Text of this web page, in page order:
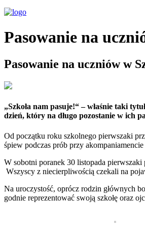
Pasowanie na
Pasowanie na uczniów w
„Szkoła nam pasuje!“ – właśnie taki
dzień, który na długo pozostanie w ich
Od początku roku szkolnego pierwszaki
śpiew podczas prób przy
W sobotni poranek 30 listopada
Wszyscy z niecierpliwością czekali na
Na uroczystość, oprócz rodzin głównych
godnie reprezentować swoją szkołę oraz